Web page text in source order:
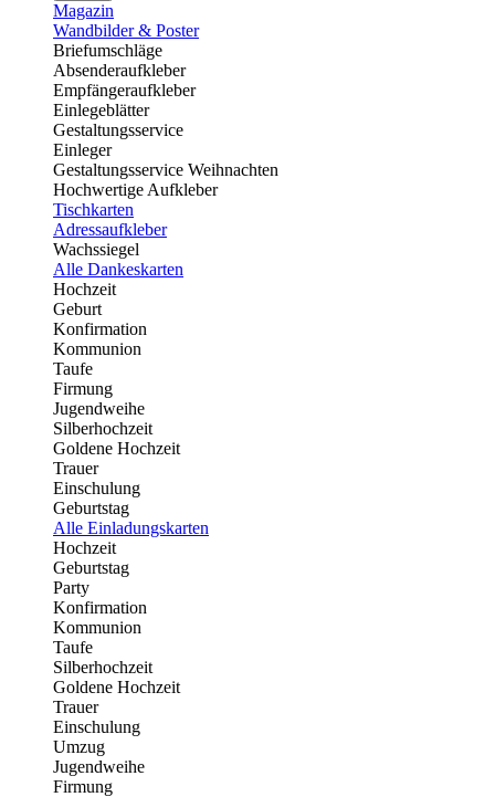
Magazin
Wandbilder & Poster
Briefumschläge
Absenderaufkleber
Empfängeraufkleber
Einlegeblätter
Gestaltungsservice
Einleger
Gestaltungsservice Weihnachten
Hochwertige Aufkleber
Tischkarten
Adressaufkleber
Wachssiegel
Alle Dankeskarten
Hochzeit
Geburt
Konfirmation
Kommunion
Taufe
Firmung
Jugendweihe
Silberhochzeit
Goldene Hochzeit
Trauer
Einschulung
Geburtstag
Alle Einladungskarten
Hochzeit
Geburtstag
Party
Konfirmation
Kommunion
Taufe
Silberhochzeit
Goldene Hochzeit
Trauer
Einschulung
Umzug
Jugendweihe
Firmung